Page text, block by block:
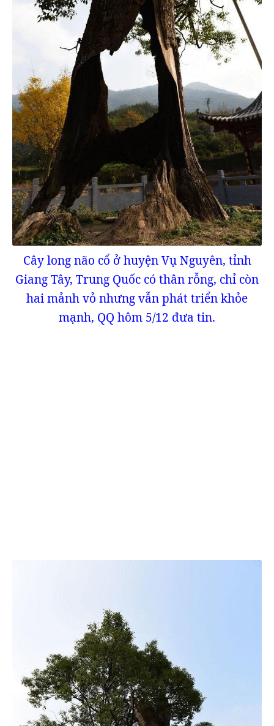
Cây long não cổ ở huyện Vụ Nguyên, tỉnh
Giang Tây, Trung Quốc có thân rỗng, chỉ còn
hai mảnh vỏ nhưng vẫn phát triển khỏe
mạnh, QQ hôm 5/12 đưa tin.